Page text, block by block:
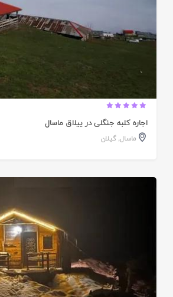
اجاره کلبه جنگلی در ییلاق ماسال
ماسال,گیلان